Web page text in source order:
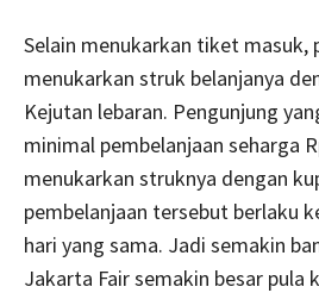
Selain menukarkan tiket masuk,
menukarkan struk belanjanya
Kejutan lebaran. Pengunjung
minimal pembelanjaan seharga
menukarkan struknya dengan
pembelanjaan tersebut berlaku
hari yang sama. Jadi semakin
Jakarta Fair semakin besar pula